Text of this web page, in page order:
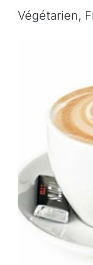
Végétarien,